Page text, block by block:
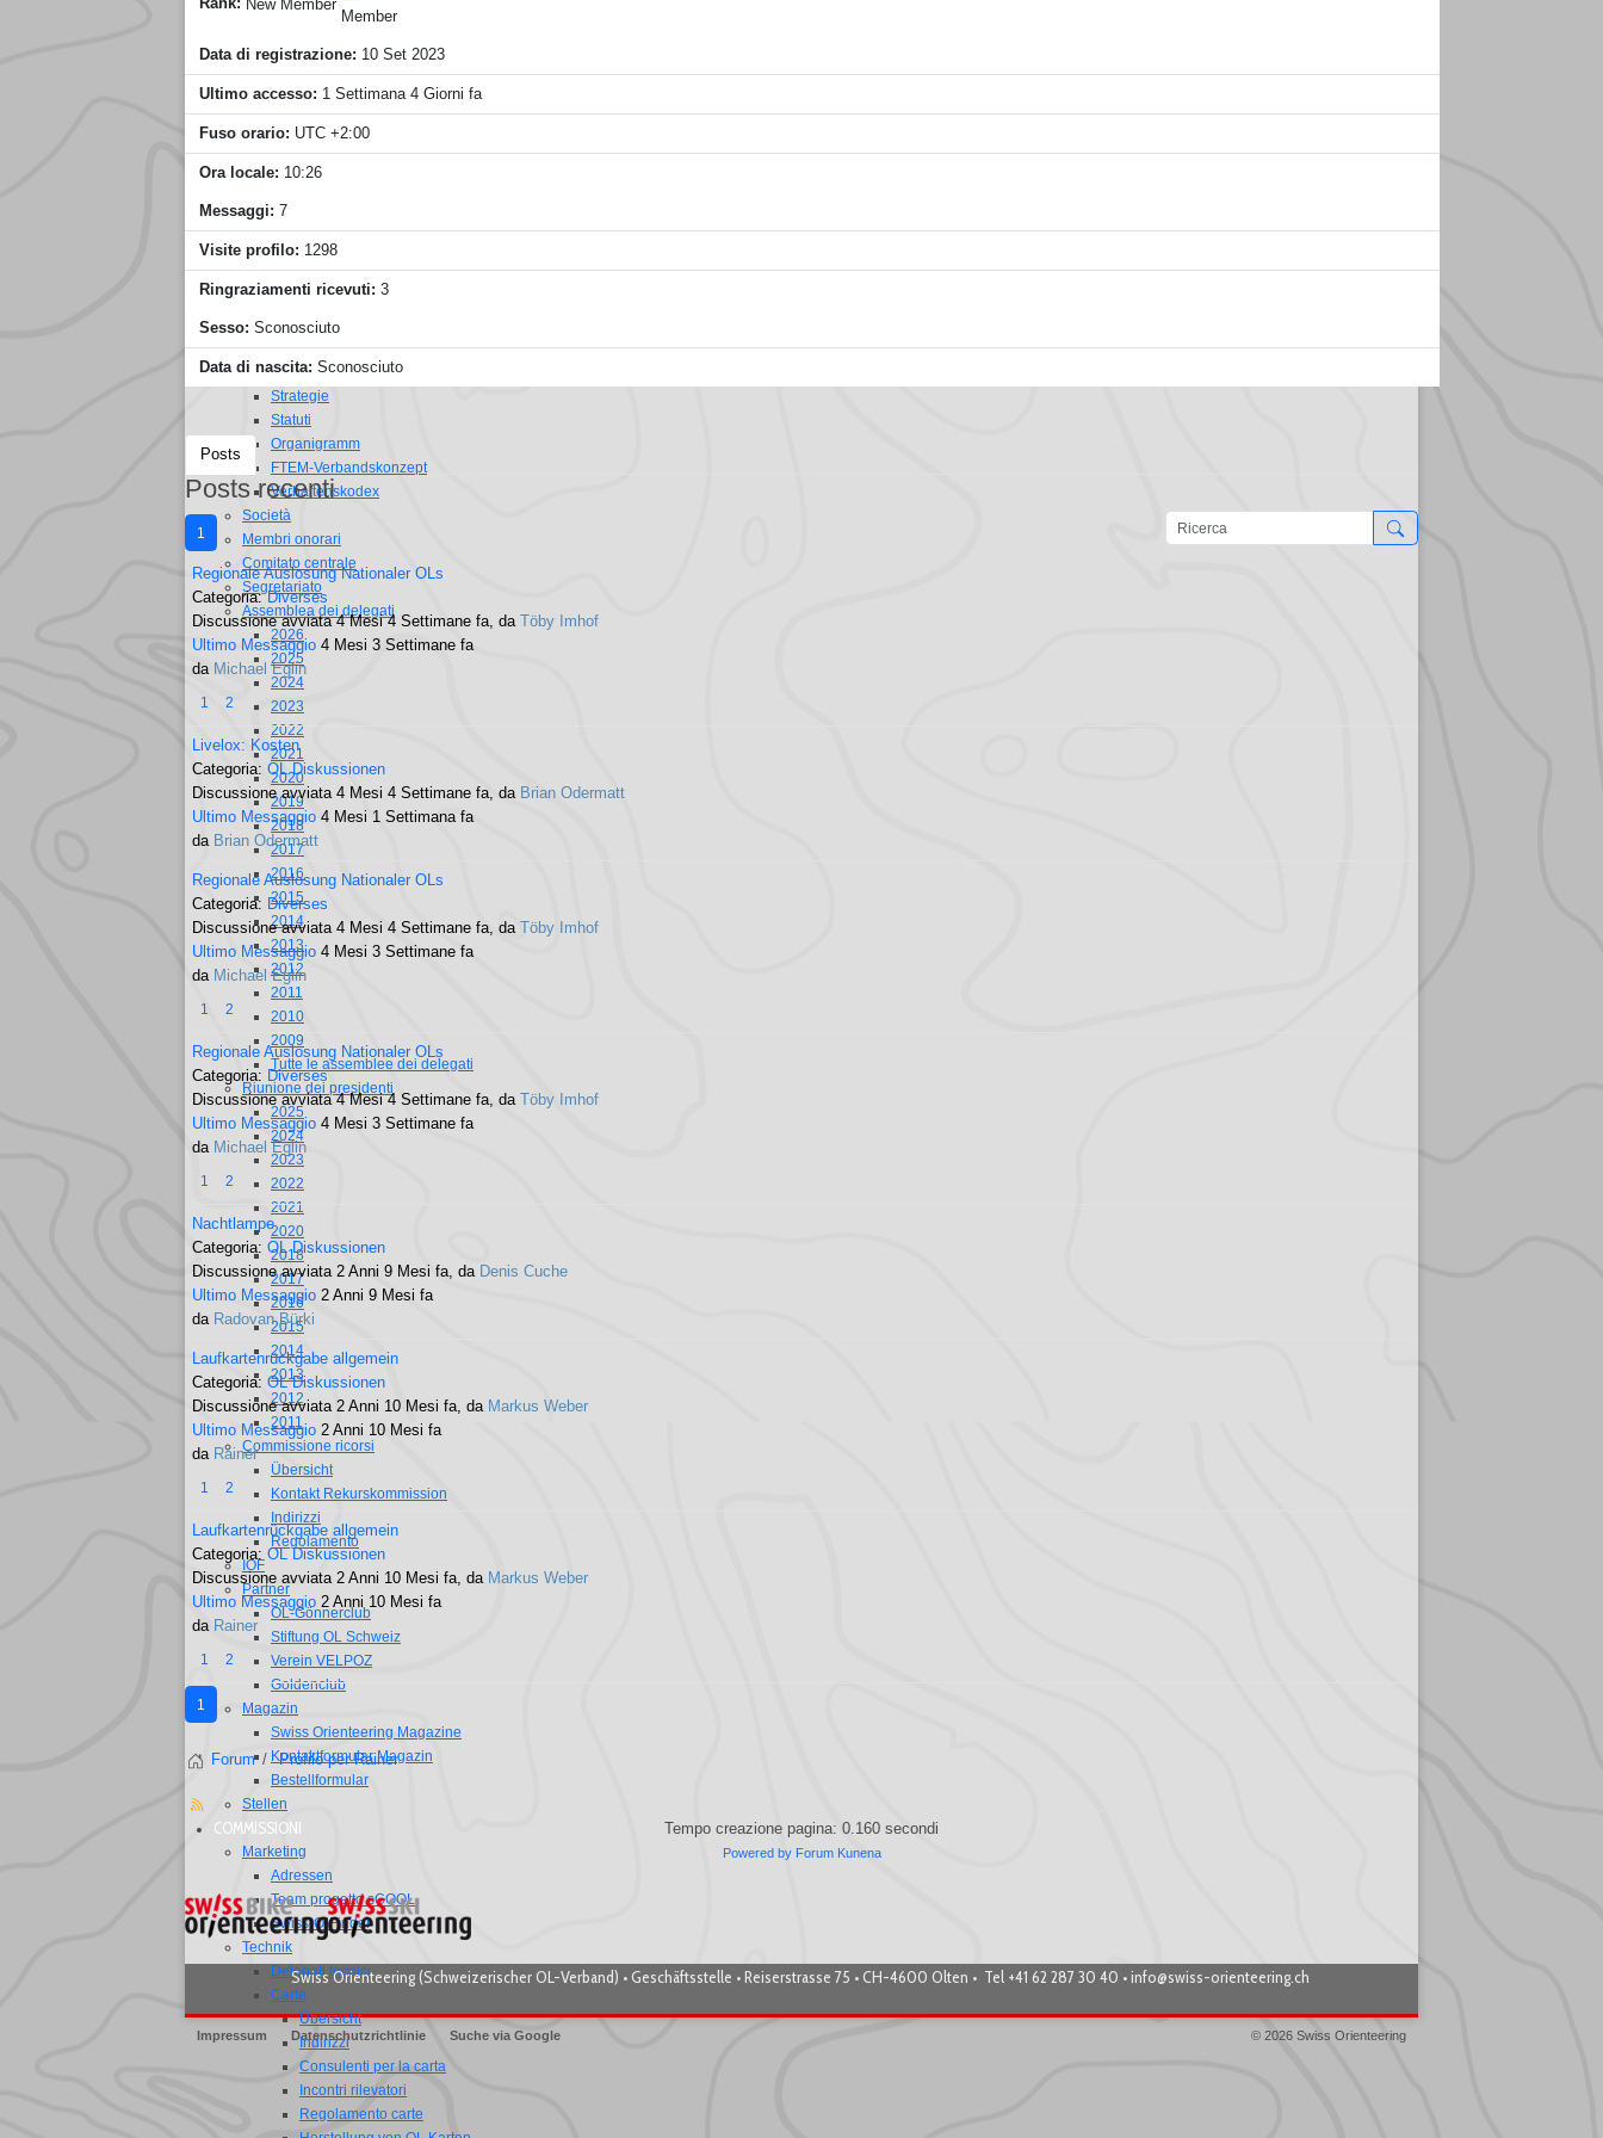
Wettkampfsysteme
Leistungssport
Saisonplanung
Geländesperren
Manuale (organizzatori)
Manuale (organizzatori)
Organisationshilfen
Veranstaltertagung
SPORTident
Banca dati concorrenti
RouteGadget
FEDERAZIONE
Grundlagen
Strategie
Statuti
Organigramm
FTEM-Verbandskonzept
Verhaltenskodex
Società
Membri onorari
Comitato centrale
Segretariato
Assemblea dei delegati
2026
2025
2024
2023
2022
2021
2020
2019
2018
2017
2016
2015
2014
2013
2012
2011
2010
2009
Tutte le assemblee dei delegati
Riunione dei presidenti
2025
2024
2023
2022
2021
2020
2018
2017
2016
2015
2014
2013
2012
2011
Commissione ricorsi
Übersicht
Kontakt Rekurskommission
Indirizzi
Regolamento
IOF
Partner
OL-Gönnerclub
Stiftung OL Schweiz
Verein VELPOZ
Goldenclub
Magazin
Swiss Orienteering Magazine
Kontaktformular Magazin
Bestellformular
Stellen
COMMISSIONI
Marketing
Adressen
Team progetto sCOOL
Swiss-O-Finder
Technik
Delegati tecnici
Carte
Übersicht
Indirizzi
Consulenti per la carta
Incontri rilevatori
Regolamento carte
Rank: New Member
Data di registrazione: 10 Set 2023
Ultimo accesso: 1 Settimana 4 Giorni fa
Fuso orario: UTC +2:00
Ora locale: 10:26
Messaggi: 7
Visite profilo: 1298
Ringraziamenti ricevuti: 3
Sesso: Sconosciuto
Data di nascita: Sconosciuto
Posts
Posts recenti
1
Regionale Auslosung Nationaler OLs
Categoria:Diverses
Discussione avviata 4 Mesi 4 Settimane fa, da Töby Imhof
Ultimo Messaggio 4 Mesi 3 Settimane fa
da Michael Eglin
1 2
Livelox: Kosten
Categoria: OL Diskussionen
Discussione avviata 4 Mesi 4 Settimane fa, da Brian Odermatt
Ultimo Messaggio 4 Mesi 1 Settimana fa
da Brian Odermatt
Regionale Auslosung Nationaler OLs
Categoria: Diverses
Discussione avviata 4 Mesi 4 Settimane fa, da Töby Imhof
Ultimo Messaggio 4 Mesi 3 Settimane fa
da Michael Eglin
1 2
Regionale Auslosung Nationaler OLs
Categoria: Diverses
Discussione avviata 4 Mesi 4 Settimane fa, da Töby Imhof
Ultimo Messaggio 4 Mesi 3 Settimane fa
da Michael Eglin
1 2
Nachtlampe
Categoria: OL Diskussionen
Discussione avviata 2 Anni 9 Mesi fa, da Denis Cuche
Ultimo Messaggio 2 Anni 9 Mesi fa
da Radovan Bürki
Laufkartenrückgabe allgemein
Categoria: OL Diskussionen
Discussione avviata 2 Anni 10 Mesi fa, da Markus Weber
Ultimo Messaggio 2 Anni 10 Mesi fa
da Rainer
1 2
Laufkartenrückgabe allgemein
Categoria: OL Diskussionen
Discussione avviata 2 Anni 10 Mesi fa, da Markus Weber
Ultimo Messaggio 2 Anni 10 Mesi fa
da Rainer
1 2
1
Forum Profilo per Rainer
Tempo creazione pagina: 0.160 secondi
Powered by Forum Kunena
Swiss Orienteering (Schweizerischer OL-Verband) • Geschäftsstelle • Reiserstrasse 75 • CH-4600 Olten • Tel +41 62 287 30 40 •info@swiss-orienteering.ch
Impressum Datenschutzrichtlinie Suche via Google © 2026 Swiss Orienteering